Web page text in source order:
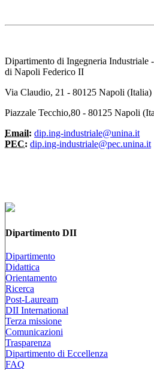
Dipartimento di Ingegneria
di Napoli Federico II
Via Claudio, 21 - 80125 Napoli (Italia)
Piazzale Tecchio,80 - 80125 Napoli
Email: dip.ing-industriale@unina.it
PEC: dip.ing-industriale@pec.unina.it
Dipartimento DII
Dipartimento
Didattica
Orientamento
Ricerca
Post-Lauream
DII International
Terza missione
Comunicazioni
Trasparenza
Dipartimento di Eccellenza
FAQ